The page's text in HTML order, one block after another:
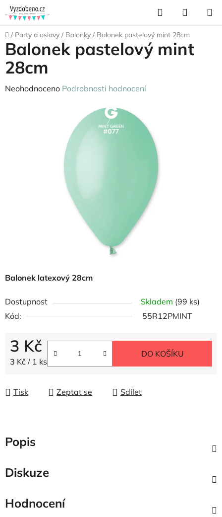
Přejít
na
obsah
Hledat
KOŠÍK
Domů
/ Party a oslavy / Balonky / Balonek pastelový mint 28cm
Balonek latexový 28cm
Dostupnost Skladem (99 ks)
Kód:
55R12PMINT
3 Kč
Měrná cena:
3 Kč / 1 ks
DO KOŠÍKU
Tisk Zeptat se Sdílet
Balonek pastelový mint
28cm
Průměrné
Neohodnoceno Podrobnosti hodnocení
Popis
Diskuze
Hodnocení